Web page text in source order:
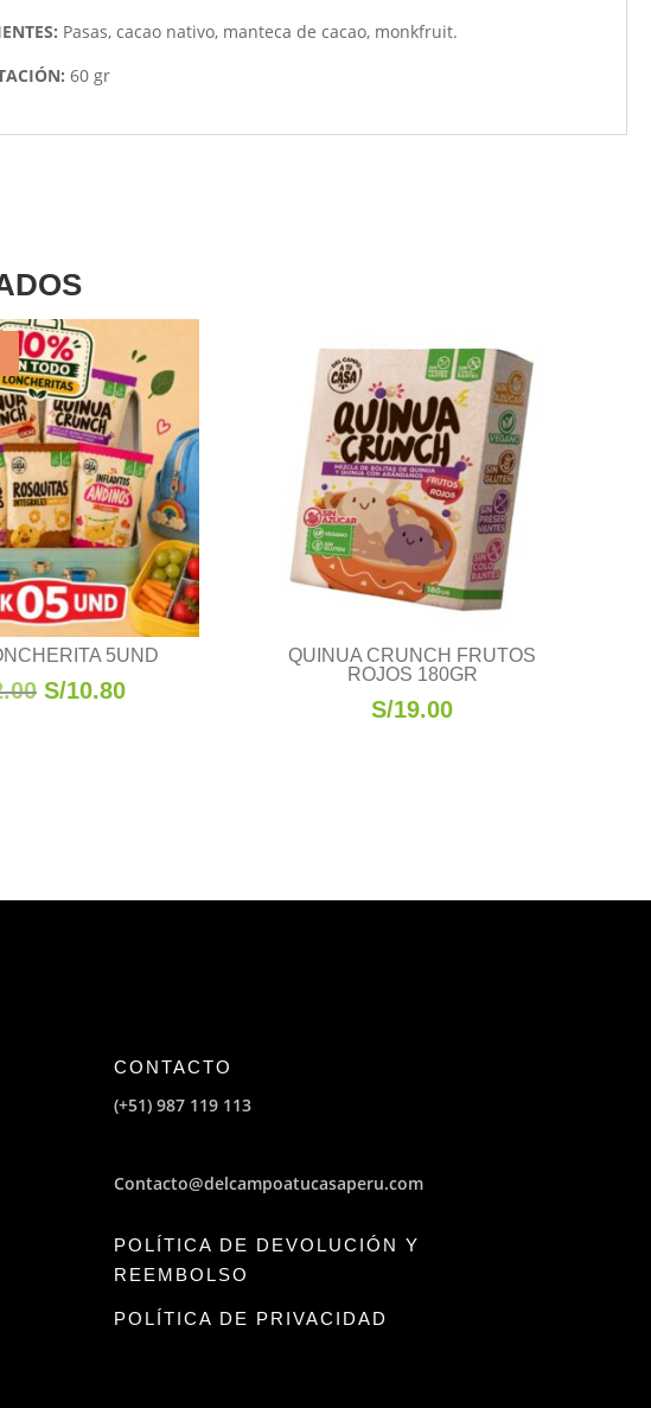
Pasas, cacao nativo, manteca de cacao, monkfruit.
60 gr
5UND
El
S/10.80El
QUINUA CRUNCH FRUTOS
ROJOS 180GR
S/19.00
CONTACTO
(+51) 987 119 113
Contacto@delcampoatucasaperu.com
POLÍTICA DE DEVOLUCIÓN Y
REEMBOLSO
POLÍTICA DE PRIVACIDAD